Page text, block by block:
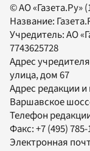
© АО «Газета.Ру»
Название:
Учредитель:АО
7743625728
Адрес
улица, дом 67
Адрес редакции и
Варшавское
Телефон
Факс:+7 (495)
Электронная